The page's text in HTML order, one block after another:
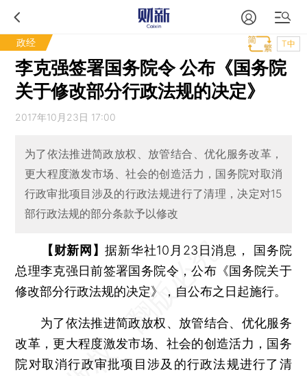
政经 T中
李克强签署国务院令 公布《国务院
关于修改部分行政法规的决定》
2017年10月23日 17:00
为了依法推进简政放权、放管结合、优化服务改革，
更大程度激发市场、社会的创造活力，国务院对取消
行政审批项目涉及的行政法规进行了清理，决定对15
部行政法规的部分条款予以修改
【财新网】据新华社10月23日消息， 国务院
总理李克强日前签署国务院令，公布《国务院关于
修改部分行政法规的决定》，自公布之日起施行。
为了依法推进简政放权、放管结合、优化服务
改革，更大程度激发市场、社会的创造活力，国务
院对取消行政审批项目涉及的行政法规进行了清